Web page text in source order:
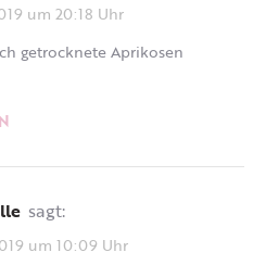
um 20:18 Uhr
getrocknete Aprikosen
sagt:
um 10:09 Uhr